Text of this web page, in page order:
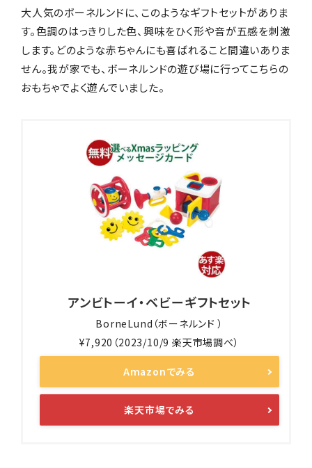
大人気のボーネルンドに、このようなギフトセットがありま
す。色調のはっきりした色、興味をひく形や音が五感を刺激
します。どのような赤ちゃんにも喜ばれること間違いありま
せん。我が家でも、ボーネルンドの遊び場に行ってこちらの
おもちゃでよく遊んでいました。
アンビトーイ・ベビーギフトセット
BorneLund（ボーネルンド ）
¥7,920（2023/10/9 楽天市場調べ）
Amazonでみる
楽天市場でみる